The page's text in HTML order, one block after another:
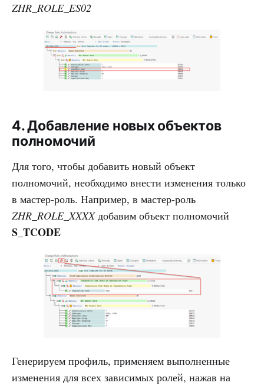
ZHR_ROLE_ES02
4. Добавление новых объектов
полномочий
Для того, чтобы добавить новый объект
полномочий, необходимо внести изменения только
в мастер-роль. Например, в мастер-роль
ZHR_ROLE_XXXXдобавим объект полномочий
S_TCODE
Генерируем профиль, применяем выполненные
изменения для всех зависимых ролей, нажав на